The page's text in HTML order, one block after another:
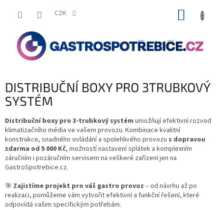
CZK
DISTRIBUČNÍ BOXY PRO 3TRUBKOVÝ
SYSTÉM
Distribuční boxy pro 3-trubkový systém umožňují efektivní rozvod
klimatizačního média ve vašem provozu. Kombinace kvalitní
konstrukce, snadného ovládání a spolehlivého provozu s dopravou
zdarma od 5 000 Kč, možností nastavení splátek a komplexním
záručním i pozáručním servisem na veškeré zařízení jen na
GastroSpotrebice.cz.
🎯 Zajistíme projekt pro váš gastro provoz – od návrhu až po
realizaci, pomůžeme vám vytvořit efektivní a funkční řešení, které
odpovídá vašim specifickým potřebám.